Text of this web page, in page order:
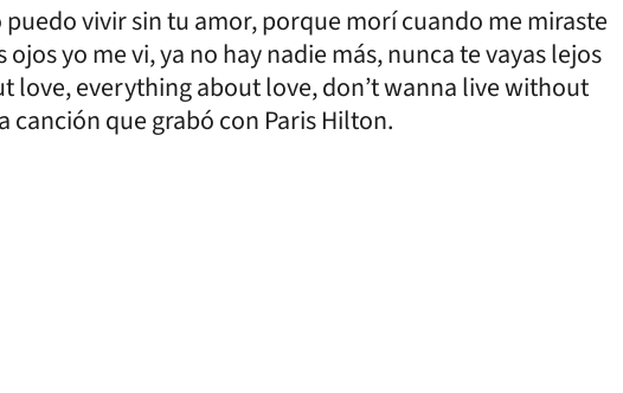
vivir sin tu amor, porque morí cuando me miraste
yo me vi, ya no hay nadie más, nunca te vayas lejos
love, everything about love, don’t wanna live without
canción que grabó con Paris Hilton.